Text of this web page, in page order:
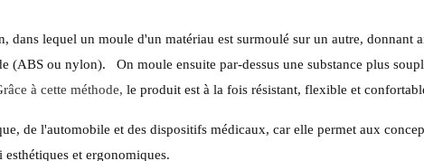
lequel un moule d'un matériau est surmoulé sur un autre, donnant
(ABS ou nylon).
On moule ensuite par-dessus une substance plus
à cette méthode, le produit est à la fois résistant, flexible et
de l'automobile et des dispositifs médicaux, car elle permet aux
et ergonomiques.